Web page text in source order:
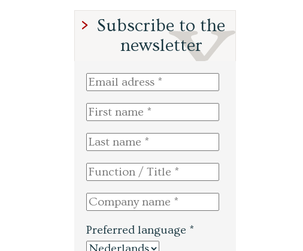
Subscribe to the
newsletter
Preferred language *